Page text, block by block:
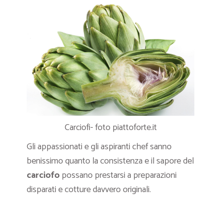
Carciofi- foto piattoforte.it
Gli appassionati e gli aspiranti chef sanno
benissimo quanto la consistenza e il sapore del
carciofopossano prestarsi a preparazioni
disparati e cotture davvero originali.